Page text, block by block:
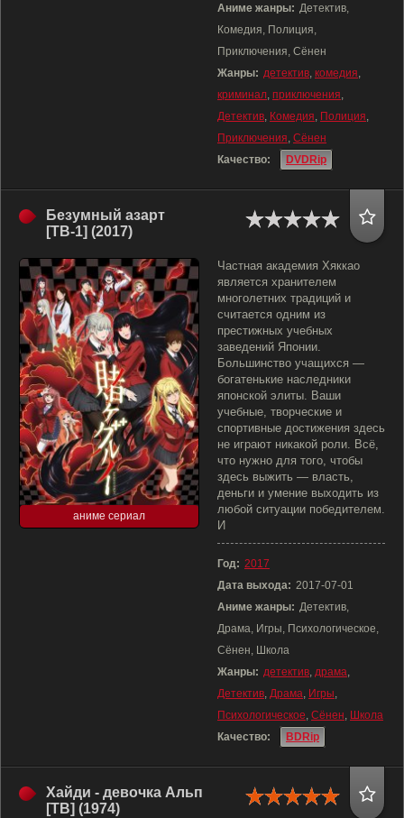
Аниме жанры: Детектив,
Комедия, Полиция,
Приключения, Сёнен
Жанры: детектив, комедия,
криминал, приключения,
Детектив, Комедия, Полиция,
Приключения, Сёнен
Качество:
DVDRip
Безумный азарт
[ТВ-1] (2017)
аниме сериал
Частная академия Хяккао
является хранителем
многолетних традиций и
считается одним из
престижных учебных
заведений Японии.
Большинство учащихся —
богатенькие наследники
японской элиты. Ваши
учебные, творческие и
спортивные достижения здесь
не играют никакой роли. Всё,
что нужно для того, чтобы
здесь выжить — власть,
деньги и умение выходить из
любой ситуации победителем.
И
Год: 2017
Дата выхода: 2017-07-01
Аниме жанры: Детектив,
Драма, Игры, Психологическое,
Сёнен, Школа
Жанры: детектив, драма,
Детектив, Драма, Игры,
Психологическое, Сёнен, Школа
Качество:
BDRip
Хайди - девочка Альп
[ТВ] (1974)